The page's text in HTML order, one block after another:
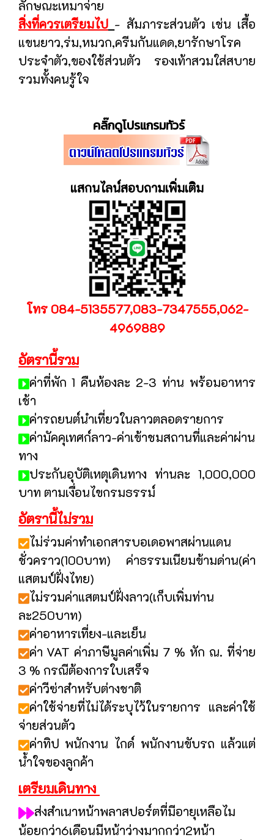
ลักษณะเหมาจ่าย
สิ่งที่ควรเตรียมไป - สัมภาระส่วนตัว เช่น เสื้อ
แขนยาว,ร่ม,หมวก,ครีมกันแดด,ยารักษาโรค
ประจำตัว,ของใช้ส่วนตัว รองเท้าสวมใส่สบาย
รวมทั้งคนรู้ใจ
คลิ๊กดูโปรแกรมทัวร์
แสกนไลน์สอบถามเพิ่มเติม
โทร 084-5135577,083-7347555,062-
4969889
อัตรานี้รวม
ค่าที่พัก 1 คืนห้องละ 2-3 ท่าน พร้อมอาหาร
เช้า
ค่ารถยนต์นำเที่ยวในลาวตลอดรายการ
ค่ามัคคุเทศก์ลาว-ค่าเข้าชมสถานที่และค่าผ่าน
ทาง
ประกันอุบัติเหตุเดินทาง ท่านละ 1,000,000
บาท ตามเงื่อนไขกรมธรรม์
อัตรานี้ไม่รวม
ไม่ร่วมค่าทำเอกสารบอเดอพาสผ่านแดน
ชั่วคราว(100บาท) ค่าธรรมเนียมข้ามด่าน(ค่า
แสตมป์ฝั่งไทย)
ไม่รวมค่าแสตมป์ฝั่งลาว(เก็บเพิ่มท่าน
ละ250บาท)
ค่าอาหารเที่ยง-และเย็น
ค่า VAT ค่าภาษีมูลค่าเพิ่ม 7 % หัก ณ. ที่จ่าย
3 % กรณีต้องการใบเสร็จ
ค่าวีซ่าสำหรับต่างชาติ
ค่าใช้จ่ายที่ไม่ได้ระบุไว้ในรายการ และค่าใช้
จ่ายส่วนตัว
ค่าทิป พนักงาน ไกด์ พนักงานขับรถ แล้วแต่
น้ำใจของลูกค้า
เตรียมเดินทาง
ส่งสำเนาหน้าพลาสปอร์ตที่มีอายุเหลือไม
น้อยกว่า6เดือนมีหน้าว่างมากกว่า2หน้า